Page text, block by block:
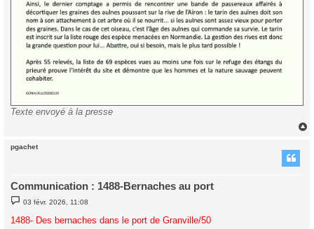
Texte envoyé à la presse
pgachet
Communication : 1488-Bernaches au port
M
e
s
s
03 févr. 2026, 11:08
1488- Des bernaches dans le port de Granville/50